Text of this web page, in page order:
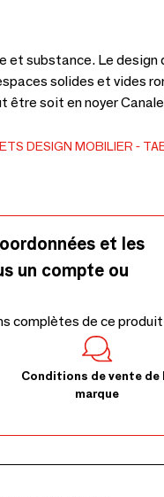
et substance. Le design
solides et vides
centrale) caractérisé par
Doté d’un plateau
DESIGN MOBILIER
et les
un compte ou
complètes de ce
Conditions de vente de
marque